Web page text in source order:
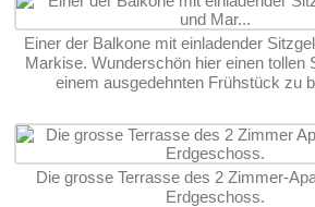
Einer der Balkone mit einladender
Markise. Wunderschön hier einen tollen
einem ausgedehnten Frühstück zu
Die grosse Terrasse des 2 Zimmer-
Erdgeschoss.